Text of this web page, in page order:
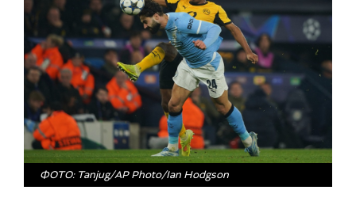
ФОТО: Tanjug/AP Photo/Ian Hodgson